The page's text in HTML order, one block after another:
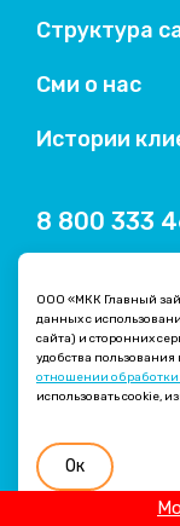
ООО «МКК Главный
данных с
сайта) и сторонних
удобства пользования
отношении
использовать cookie,
Ок
Структура
Сми о нас
Истории
8 800 333